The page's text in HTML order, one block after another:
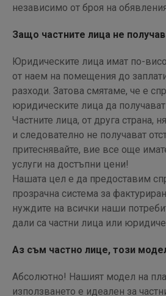
независимо от броя на
Защо частните лица не
Юридическите лица имат по-
от наем на помещения до
разходи. Затова смятаме, че е
юридическите лица да
Частните лица, от друга страна,
и следователно не получават
притеснявайте, вие все още
услуги на достъпни цени!
Нашата цел е да предоставим
прозрачна система за
нуждите на всички наши
дали са частни лица или
Аз съм частно лице, този
Абсолютно! Нашият модел на
използването е идеален за